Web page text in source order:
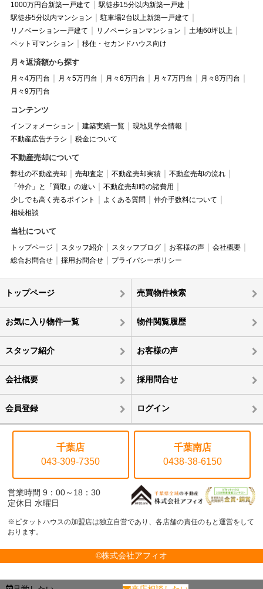
1000万円台新築一戸建て
駅徒歩15分以内新築一戸建
駅徒歩5分以内マンション
駐車場2台以上新築一戸建て
リノベーション一戸建て
リノベーションマンション
土地60坪以上
ペット可マンション
移住・セカンドハウス向け
月々返済額から探す
月々4万円台 月々5万円台 月々6万円台 月々7万円台
月々8万円台
月々9万円台
コンテンツ
インフォメーション 建築実績一覧
現地見学会情報
不動産広告チラシ
税金について
不動産売却について
弊社の不動産売却 売却査定 不動産売却実績
不動産売却の流れ
「仲介」と「買取」の違い
不動産売却時の諸費用
少しでも高く売るポイント
よくある質問
仲介手数料について
相続相談
当社について
トップページ スタッフ紹介 スタッフブログ お客様の声
会社概要
総合お問合せ
採用お問合せ プライバシーポリシー
トップページ 売買物件検索
お気に入り物件一覧 物件閲覧履歴
スタッフ紹介 お客様の声
会社概要 採用問合せ
会員登録 ログイン
千葉店
043-309-7350
千葉南店
0438-38-6150
営業時間 9：00～18：30
定休日 水曜日
※ピタットハウスの加盟店は独立自営であり、各店舗の責任のもと運営をして
おります。
©株式会社アフィオ